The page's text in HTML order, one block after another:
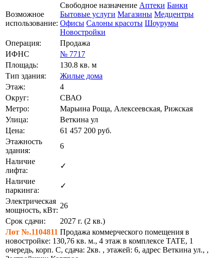
Возможное
использование:
Свободное назначение Аптеки Банки
Бытовые услуги Магазины Медцентры
Офисы Салоны красоты Шоурумы
Новостройки
Операция:
Продажа
ИФНС
№ 7717
Площадь:
130.8 кв. м
Тип здания:
Жилые дома
Этаж:
4
Округ:
СВАО
Метро:
Марьина Роща, Алексеевская, Рижская
Улица:
Веткина ул
Цена:
61 457 200 руб.
Этажность
здания:
6
Наличие
лифта:
✓
Наличие
паркинга:
✓
Электрическая
мощность, кВт:
26
Срок сдачи:
2027 г. (2 кв.)
Лот №.1104811 Продажа коммерческого помещения в
новостройке: 130,76 кв. м., 4 этаж в комплексе TATE, 1
очередь, корп. С, сдача: 2кв. , этажей: 6, адрес Веткина ул., ,